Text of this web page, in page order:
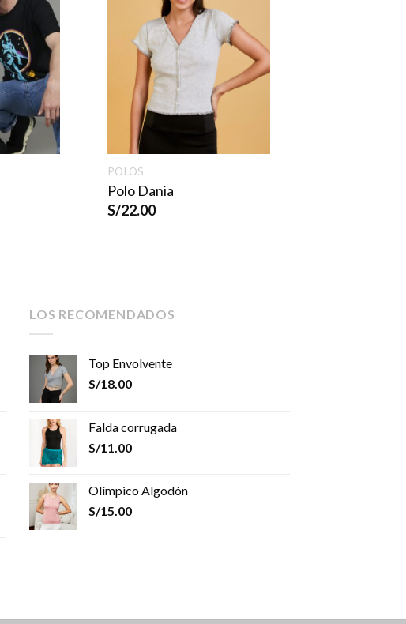
POLOS
Polo Dania
S/22.00
LOS RECOMENDADOS
Top Envolvente
S/18.00
Falda corrugada
S/11.00
Olímpico Algodón
S/15.00